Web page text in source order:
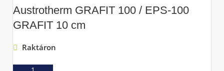
Austrotherm GRAFIT 100 / EPS-100
GRAFIT 10 cm
Raktáron